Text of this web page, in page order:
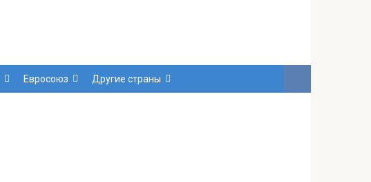
Евросоюз Другие страны